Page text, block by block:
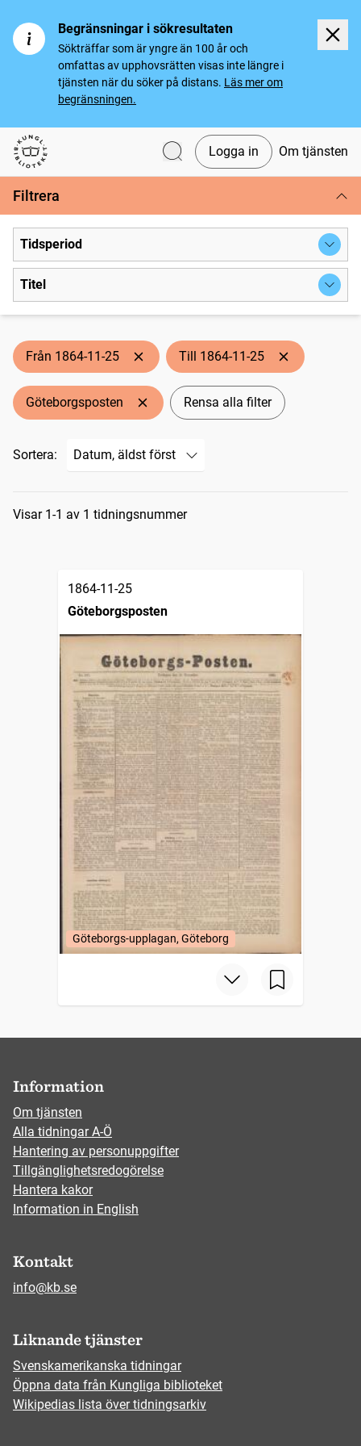
Begränsningar i sökresultaten
Sökträffar som är yngre än 100 år och
omfattas av upphovsrätten visas inte längre i
tjänsten när du söker på distans. Läs mer om
begränsningen.
Svenska tidningar
Logga in Om tjänsten
Filtrera
Tidsperiod
Titel
Från 1864-11-25 Till 1864-11-25
Göteborgsposten Rensa alla filter
Sortera:
Sökresultat
Visar 1-1 av 1 tidningsnummer
1864-11-25
Göteborgsposten
Göteborgs-upplagan, Göteborg
Information
Om tjänsten
Alla tidningar A-Ö
Hantering av personuppgifter
Tillgänglighetsredogörelse
Hantera kakor
Information in English
Kontakt
info@kb.se
Liknande tjänster
Svenskamerikanska tidningar
Öppna data från Kungliga biblioteket
Wikipedias lista över tidningsarkiv